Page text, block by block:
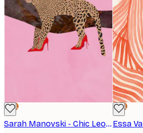
DEAL
Sarah Manovski - Chic Leopard i Klackar Poster
DEAL